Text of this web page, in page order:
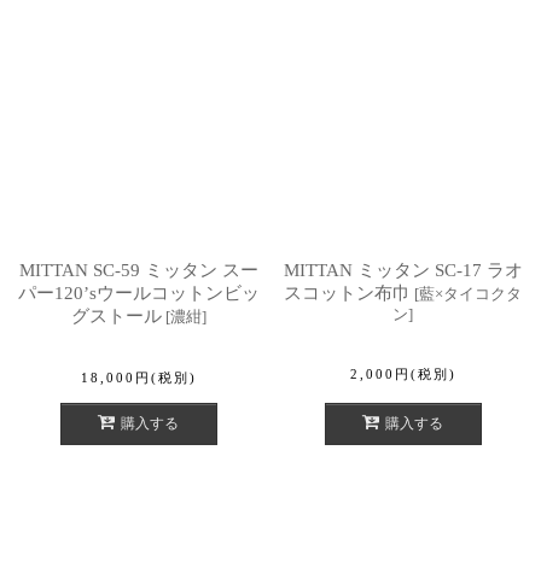
MITTAN SC-59 ミッタン スー
パー120’sウールコットンビッ
グストール [濃紺]
18,000 円 (税別)
購入する
MITTAN ミッタン SC-17 ラオ
スコットン布巾 [藍×タイコクタ
ン]
2,000 円 (税別)
購入する